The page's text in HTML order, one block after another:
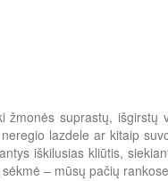
suprastų, išgirstų
lazdele ar kitaip
iškilusias kliūtis,
– mūsų pačių